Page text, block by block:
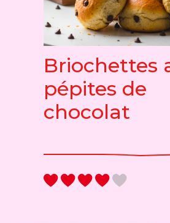
Briochettes
pépites de
chocolat